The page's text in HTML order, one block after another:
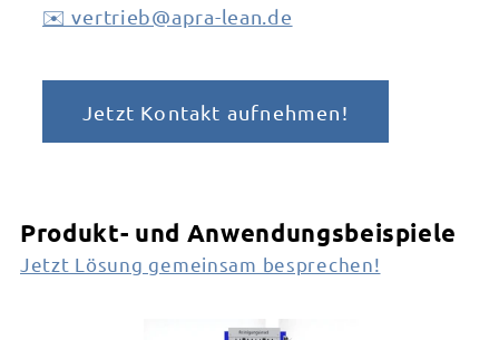
✉️ vertrieb@apra-lean.de
Jetzt Kontakt aufnehmen!
Produkt- und Anwendungsbeispiele
Jetzt Lösung gemeinsam besprechen!